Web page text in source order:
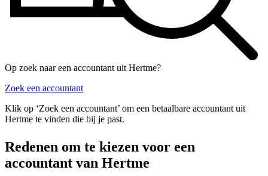
Op zoek naar een accountant uit Hertme?
Zoek een accountant
Klik op ‘Zoek een accountant’ om een betaalbare accountant uit
Hertme te vinden die bij je past.
Redenen om te kiezen voor een
accountant van Hertme